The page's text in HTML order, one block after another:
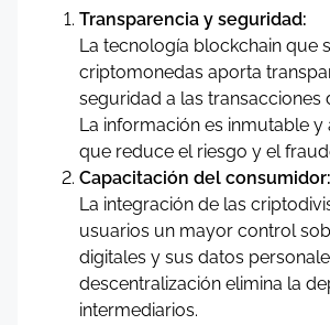
Transparencia y seguridad:
La tecnología blockchain que
criptomonedas aporta
seguridad a las transacciones
La información es inmutable y
que reduce el riesgo y el
Capacitación del consumidor:
La integración de las
usuarios un mayor control
digitales y sus datos
descentralización elimina la
intermediarios.